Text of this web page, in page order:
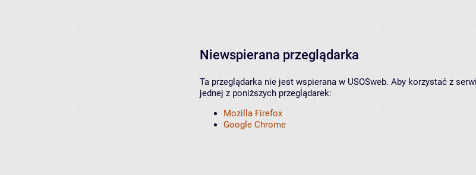
Niewspierana przeglądarka
Ta przeglądarka nie jest wspierana w USOSweb. Aby korzystać z
jednej z poniższych przeglądarek:
Mozilla Firefox
Google Chrome